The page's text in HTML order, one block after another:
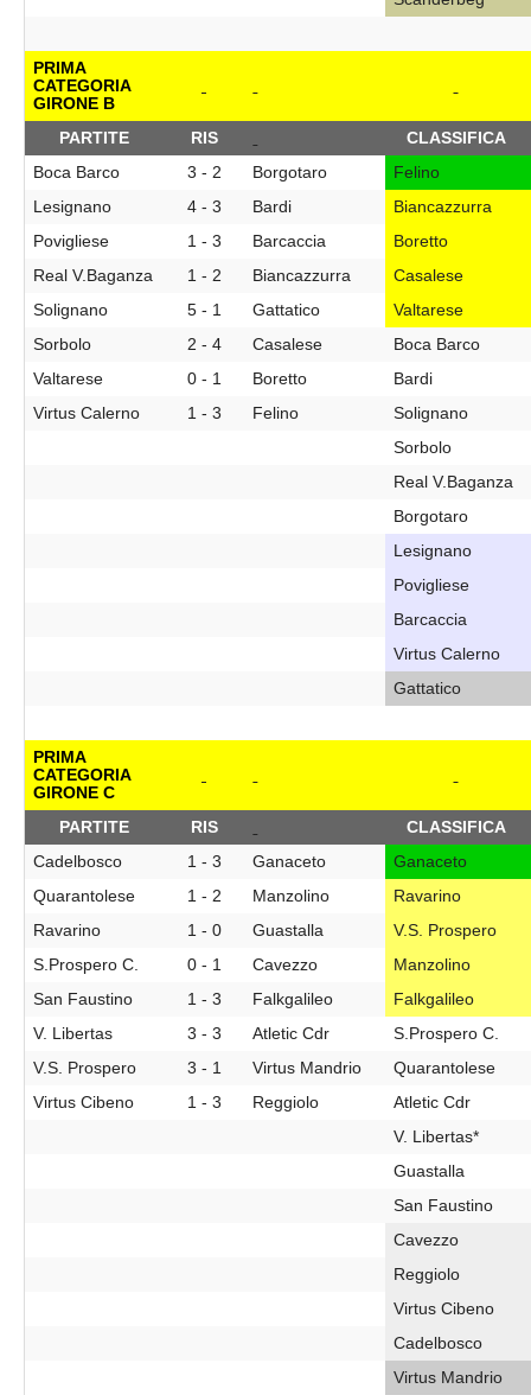
PRIMA
CATEGORIA
GIRONE B
PARTITE
RIS
CLASSIFICA
Boca Barco
3 - 2 Borgotaro
Felino
Lesignano
4 - 3 Bardi
Biancazzurra
Povigliese
1 - 3 Barcaccia
Boretto
Real V.Baganza
1 - 2 Biancazzurra
Casalese
Solignano
5 - 1 Gattatico
Valtarese
Sorbolo
2 - 4 Casalese
Boca Barco
Valtarese
0 - 1 Boretto
Bardi
Virtus Calerno
1 - 3 Felino
Solignano
Sorbolo
Real V.Baganza
Borgotaro
Lesignano
Povigliese
Barcaccia
Virtus Calerno
Gattatico
PRIMA
CATEGORIA
GIRONE C
PARTITE
RIS
CLASSIFICA
Cadelbosco
1 - 3 Ganaceto
Ganaceto
Quarantolese
1 - 2 Manzolino
Ravarino
Ravarino
1 - 0 Guastalla
V.S. Prospero
S.Prospero C.
0 - 1 Cavezzo
Manzolino
San Faustino
1 - 3 Falkgalileo
Falkgalileo
V. Libertas
3 - 3 Atletic Cdr
S.Prospero C.
V.S. Prospero
3 - 1 Virtus Mandrio
Quarantolese
Virtus Cibeno
1 - 3 Reggiolo
Atletic Cdr
V. Libertas*
Guastalla
San Faustino
Cavezzo
Reggiolo
Virtus Cibeno
Cadelbosco
Virtus Mandrio